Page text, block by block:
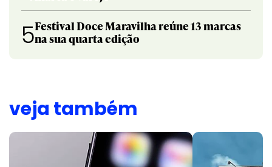
5Festival Doce Maravilha reúne 13 marcas
na sua quarta edição
veja também